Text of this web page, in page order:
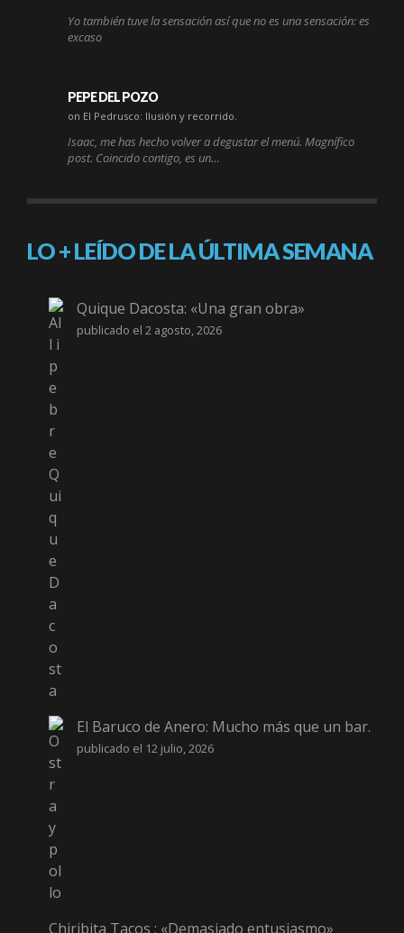
Yo también tuve la sensación así que no es una sensación: es
excaso
PEPE DEL POZO
on El Pedrusco: Ilusión y recorrido.
Isaac, me has hecho volver a degustar el menú. Magnífico
post. Coincido contigo, es un…
LO + LEÍDO DE LA ÚLTIMA SEMANA
Quique Dacosta: «Una gran obra»
publicado el 2 agosto, 2026
El Baruco de Anero: Mucho más que un bar.
publicado el 12 julio, 2026
Chiribita Tacos : «Demasiado entusiasmo»